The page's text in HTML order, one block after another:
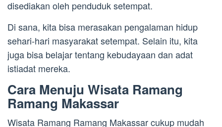
disediakan oleh penduduk setempat.
Di sana, kita bisa merasakan pengalaman hidup
sehari-hari masyarakat setempat. Selain itu, kita
juga bisa belajar tentang kebudayaan dan adat
istiadat mereka.
Cara Menuju Wisata Ramang
Ramang Makassar
Wisata Ramang Ramang Makassar cukup mudah